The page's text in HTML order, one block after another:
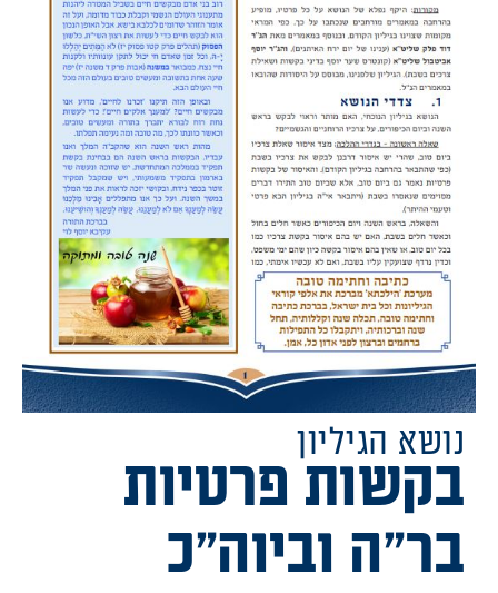
נושא הגיליון
בקשות פרטיות
בר"ה וביוה"כ